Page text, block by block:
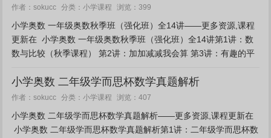
作者：sokucc 分类：小学课程 浏览：399
小学奥数 一年级奥数秋季班（强化班）全14讲——更多资源,课程
更新在 小学奥数 一年级奥数秋季班（强化班）全14讲第1讲：数
数与比较（秋季课程） 第2讲：加加减减我会算 第3讲：有趣的平
小学奥数 二年级学而思杯数学真题解析
作者：sokucc 分类：小学课程 浏览：407
小学奥数 二年级学而思杯数学真题解析——更多资源,课程更新在
小学奥数 二年级学而思杯数学真题解析第1讲：二年级学而思杯数